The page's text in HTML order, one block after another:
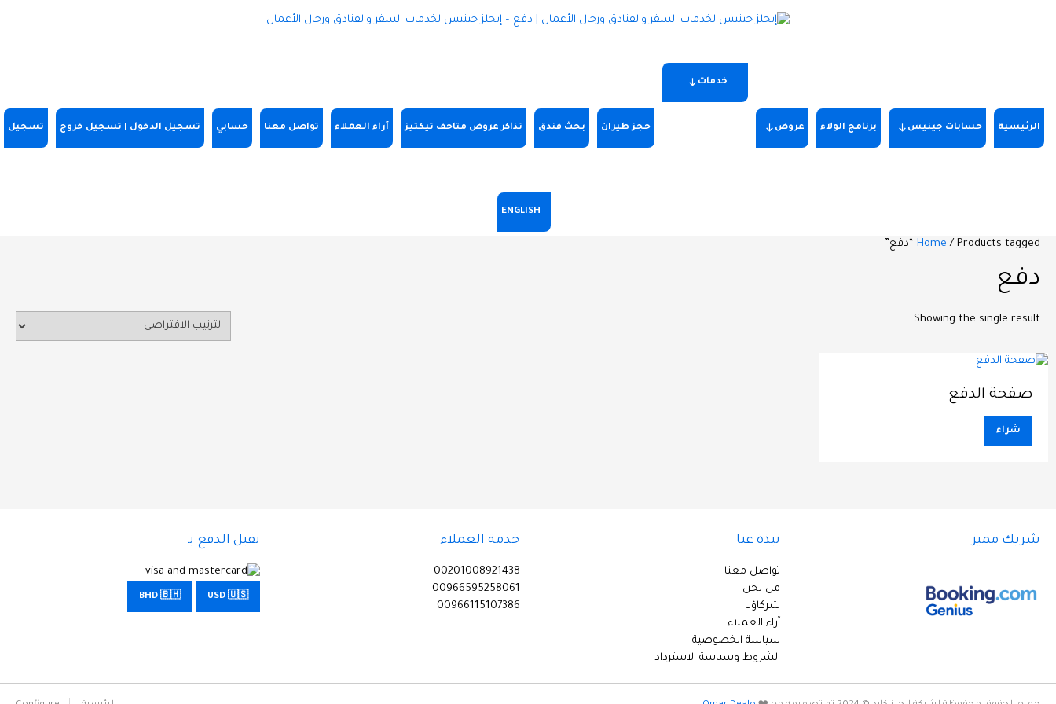
الرئيسية حسابات جينيس برنامج الولاء عروض
خدمات
حجز طيران بحث فندق تذاكر عروض متاحف تيكتيز آراء العملاء تواصل معنا حسابي تسجيل الدخول | تسجيل خروج تسجيل
ENGLISH
Home / Products tagged “دفع”
دفع
Showing the single result
صفحة الدفع
شراء
شريك مميز نبذة عنا
تواصل معنا
من نحن
شركاؤنا
آراء العملاء
سياسة الخصوصية
الشروط وسياسة الاسترداد
خدمة العملاء
00201008921438
00966595258061
00966115107386
نقبل الدفع بـ
USD 🇺🇸
BHD 🇧🇭